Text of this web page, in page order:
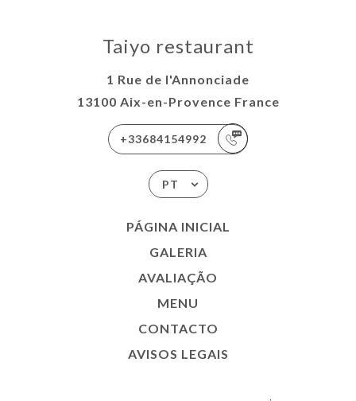
Taiyo restaurant
1 Rue de l'Annonciade
13100 Aix-en-Provence France
+33684154992
PT
PÁGINA INICIAL
GALERIA
AVALIAÇÃO
MENU
CONTACTO
AVISOS LEGAIS